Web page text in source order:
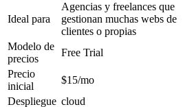
Ideal para
Agencias y freelances que
gestionan muchas webs de
clientes o propias
Modelo de
precios
Free Trial
Precio
inicial
$15/mo
Despliegue cloud